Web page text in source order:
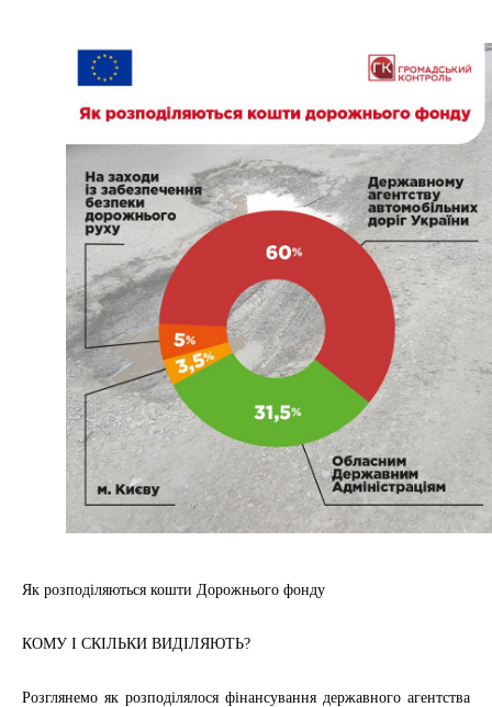
Як розподіляються кошти Дорожнього фонду
КОМУ І СКІЛЬКИ ВИДІЛЯЮТЬ?
Розглянемо як розподілялося фінансування державного агентства